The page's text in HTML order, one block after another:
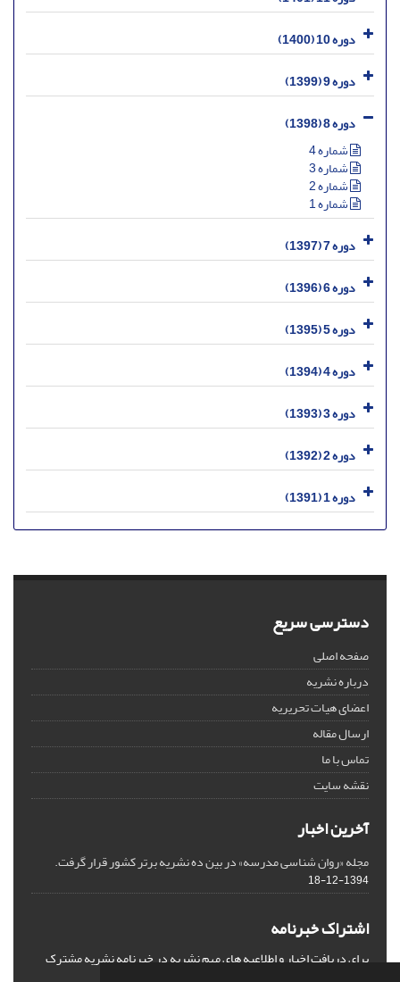
دوره 10 (1400)
دوره 9 (1399)
دوره 8 (1398)
شماره 4
شماره 3
شماره 2
شماره 1
دوره 7 (1397)
دوره 6 (1396)
دوره 5 (1395)
دوره 4 (1394)
دوره 3 (1393)
دوره 2 (1392)
دوره 1 (1391)
دسترسی سریع
صفحه اصلی
درباره نشریه
اعضای هیات تحریریه
ارسال مقاله
تماس با ما
نقشه سایت
آخرین اخبار
مجله «روان شناسی مدرسه» در بین ده نشریه برتر کشور قرار گرفت.
1394-12-18
اشتراک خبرنامه
برای دریافت اخبار و اطلاعیه های مهم نشریه در خبرنامه نشریه مشترک